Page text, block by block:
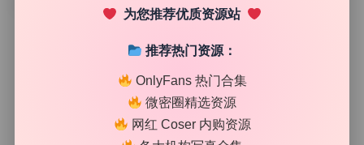
为您推荐优质资源站
推荐热门资源：
OnlyFans 热门合集
微密圈精选资源
网红 Coser 内购资源